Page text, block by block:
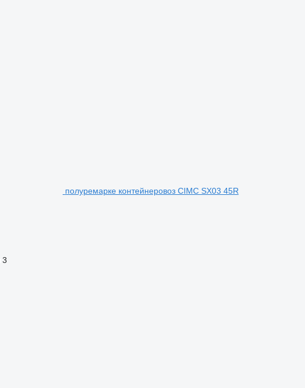
полуремарке контейнеровоз CIMC SX03 45R
3